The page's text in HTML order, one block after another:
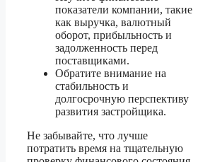
показатели компании, такие
как выручка, валютный
оборот, прибыльность и
задолженность перед
поставщиками.
Обратите внимание на
стабильность и
долгосрочную перспективу
развития застройщика.
Не забывайте, что лучше
потратить время на тщательную